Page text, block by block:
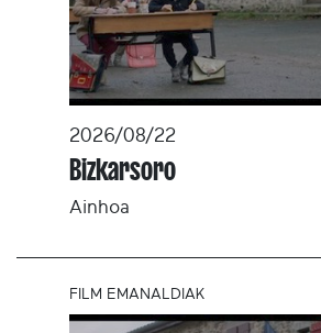
2026/08/22
Bizkarsoro
Ainhoa
FILM EMANALDIAK